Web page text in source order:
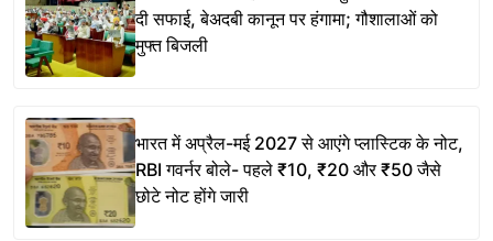
दी सफाई, बेअदबी कानून पर हंगामा; गौशालाओं को
मुफ्त बिजली
भारत में अप्रैल-मई 2027 से आएंगे प्लास्टिक के नोट,
RBI गवर्नर बोले- पहले ₹10, ₹20 और ₹50 जैसे
छोटे नोट होंगे जारी